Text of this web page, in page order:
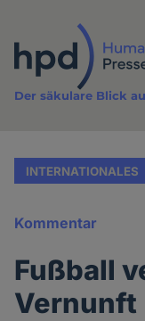
Inhalt
Der säkulare Blick
INTERNATIONALES
Kommentar
Fußball
Vernunft